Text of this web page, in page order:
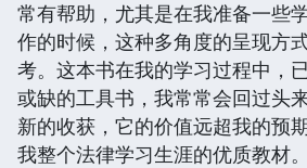
常有帮助，尤其是在我准备一些
作的时候，这种多角度的呈现方
考。这本书在我的学习过程中，
或缺的工具书，我常常会回过头
新的收获，它的价值远超我的预
我整个法律学习生涯的优质教材。